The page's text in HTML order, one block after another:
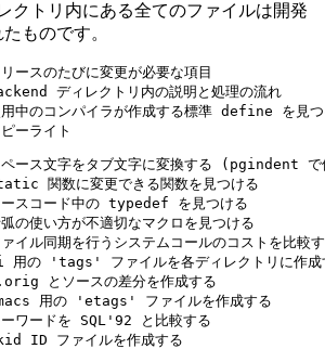
クトリ内にある全てのファイルは開発
ものです。
ースのたびに変更が必要な項目
ディレクトリ内の説明と処理の流れ
コンパイラが作成する標準 define を見つ
文字をタブ文字に変換する (pgindent で
数に変更できる関数を見つける
コード中の typedef を見つける
使い方が不適切なマクロを見つける
期を行うシステムコールのコストを比較す
'tags' ファイルを各ディレクトリに作成
ソースの差分を作成する
用の 'etags' ファイルを作成する
ワードを SQL'92 と比較する
ID ファイルを作成する